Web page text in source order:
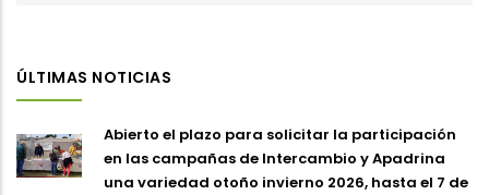
ÚLTIMAS NOTICIAS
Abierto el plazo para solicitar la participación
en las campañas de Intercambio y Apadrina
una variedad otoño invierno 2026, hasta el 7 de